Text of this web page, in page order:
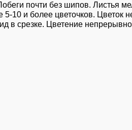
почти без шипов. Листья
10 и более цветочков.
в срезке. Цветение